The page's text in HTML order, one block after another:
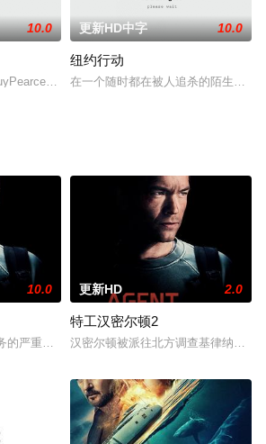
政公署L组(内部纪律调查组)程德明收到Eva
10.0
饰）博士是一位狂热的科学爱好者，他
更新HD中字 10.0
纽约行动
在一个随时都在被人追杀的陌生国度
后黑手向爷派杀手左轮抓住母女二人要挟并
受害者的老友，前往法国土伦军事基地展开调
10.0
的严重后果后，陷入了自我毁灭的状态。然而
更新HD 2.0
特工汉密尔顿2
汉密尔顿被派往北方调查基律纳太空